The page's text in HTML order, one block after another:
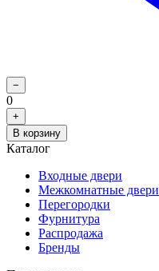
−
0
+
В корзину
Каталог
Входные двери
Межкомнатные двери
Перегородки
Фурнитура
Распродажа
Бренды